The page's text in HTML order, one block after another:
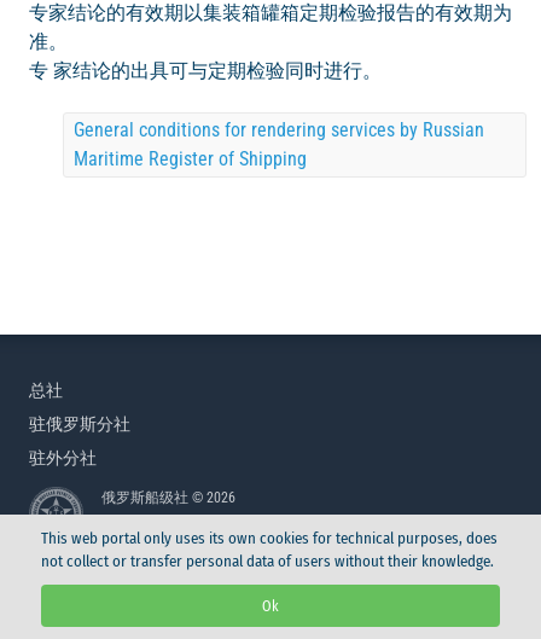
专家结论的有效期以集装箱罐箱定期检验报告的有效期为
准。
专 家结论的出具可与定期检验同时进行。
General conditions for rendering services by Russian
Maritime Register of Shipping
总社
驻俄罗斯分社
驻外分社
俄罗斯船级社 © 2026
This web portal only uses its own cookies for technical purposes, does
not collect or transfer personal data of users without their knowledge.
Ok